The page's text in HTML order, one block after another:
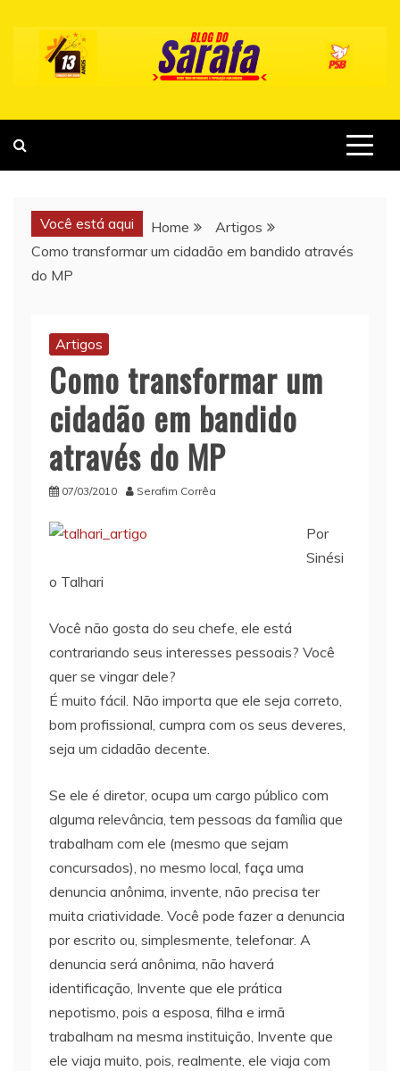
content
Você está aqui Home
Artigos
Como transformar um cidadão em bandido através
do MP
Artigos
Como transformar um
cidadão em bandido
através do MP
07/03/2010 Serafim Corrêa
Por
Sinési
o Talhari
Você não gosta do seu chefe, ele está
contrariando seus interesses pessoais? Você
quer se vingar dele?
É muito fácil. Não importa que ele seja correto,
bom profissional, cumpra com os seus deveres,
seja um cidadão decente.
Se ele é diretor, ocupa um cargo público com
alguma relevância, tem pessoas da família que
trabalham com ele (mesmo que sejam
concursados), no mesmo local, faça uma
denuncia anônima, invente, não precisa ter
muita criatividade. Você pode fazer a denuncia
por escrito ou, simplesmente, telefonar. A
denuncia será anônima, não haverá
identificação, Invente que ele prática
nepotismo, pois a esposa, filha e irmã
trabalham na mesma instituição, Invente que
ele viaja muito, pois, realmente, ele viaja com